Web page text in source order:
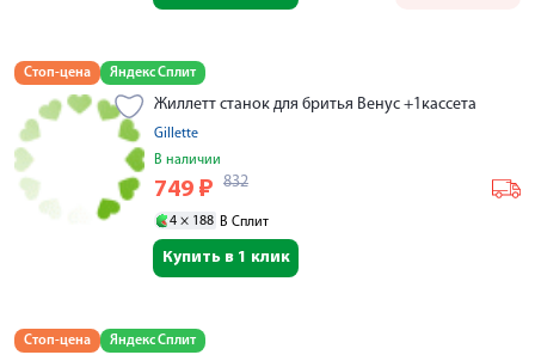
Стоп-цена Яндекс Сплит
Жиллетт станок для бритья Венус +1кассета
Gillette
В наличии
749 ₽ 832
4 × 188 В Сплит
Купить в 1 клик
Стоп-цена Яндекс Сплит